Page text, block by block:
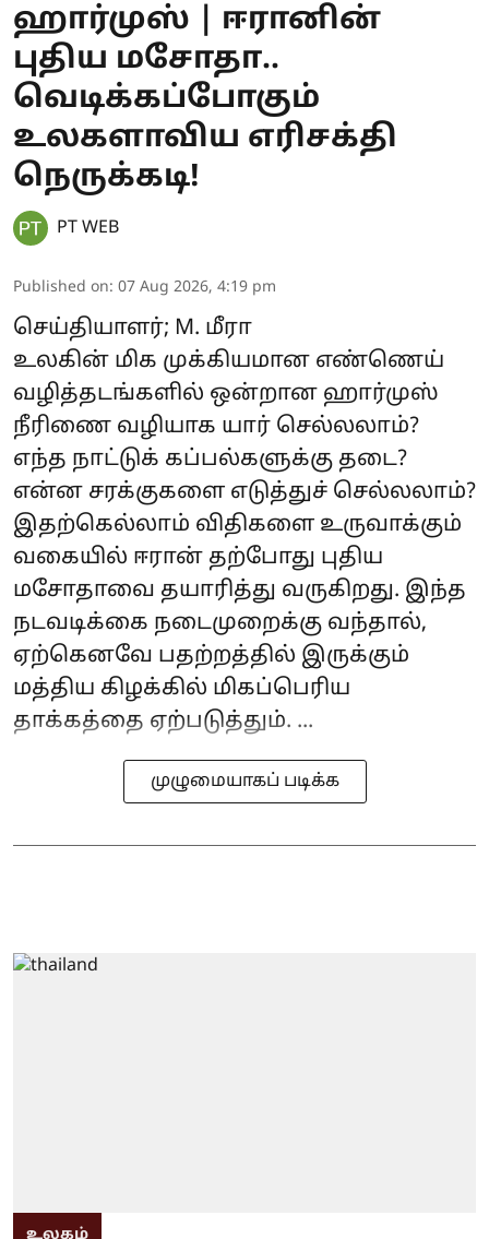
ஹார்முஸ் | ஈரானின்
புதிய மசோதா..
வெடிக்கப்போகும்
உலகளாவிய எரிசக்தி
நெருக்கடி!
PT WEB
Published on: 07 Aug 2026, 4:19 pm
செய்தியாளர்; M. மீரா
உலகின் மிக முக்கியமான எண்ணெய்
வழித்தடங்களில் ஒன்றான ஹார்முஸ்
நீரிணை வழியாக யார் செல்லலாம்?
எந்த நாட்டுக் கப்பல்களுக்கு தடை?
என்ன சரக்குகளை எடுத்துச் செல்லலாம்?
இதற்கெல்லாம் விதிகளை உருவாக்கும்
வகையில் ஈரான் தற்போது புதிய
மசோதாவை தயாரித்து வருகிறது. இந்த
நடவடிக்கை நடைமுறைக்கு வந்தால்,
ஏற்கெனவே பதற்றத்தில் இருக்கும்
மத்திய கிழக்கில் மிகப்பெரிய
தாக்கத்தை ஏற்படுத்தும். ...
முழுமையாகப் படிக்க